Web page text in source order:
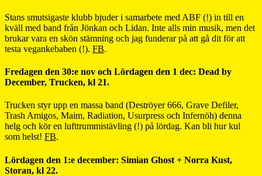
Stans smutsigaste klubb bjuder i samarbete med ABF (!) in till en
kväll med band från Jönkan och Lidan. Inte alls min musik, men det
brukar vara en skön stämning och jag funderar på att gå dit för att
testa vegankebaben (!). FB.
Fredagen den 30:e nov och Lördagen den 1 dec: Dead by
December, Trucken, kl 21.
Trucken styr upp en massa band (Deströyer 666, Grave Defiler,
Trash Amigos, Maim, Radiation, Usurpress och Infernöh) denna
helg och kör en lufttrummistävling (!) på lördag. Kan bli hur kul
som helst! FB.
Lördagen den 1:e december: Simian Ghost + Norra Kust,
Storan, kl 22.